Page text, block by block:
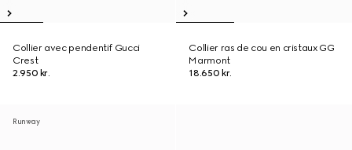
Collier avec pendentif Gucci
Crest
2.950 kr.
Collier ras de cou en cristaux GG
Marmont
18.650 kr.
Runway